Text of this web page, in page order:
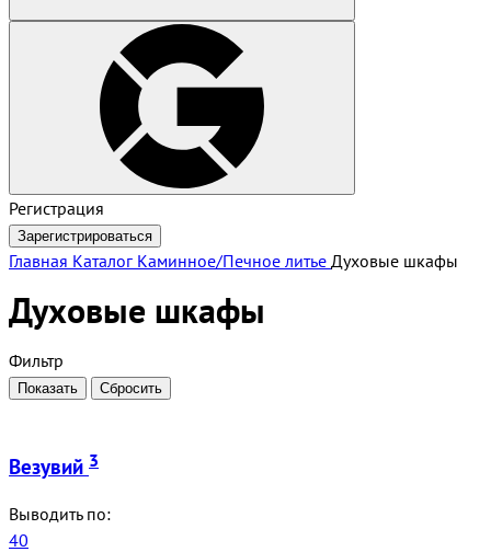
Регистрация
Зарегистрироваться
Главная Каталог Каминное/Печное литье Духовые шкафы
Духовые шкафы
Фильтр
Везувий 3
Выводить по:
40